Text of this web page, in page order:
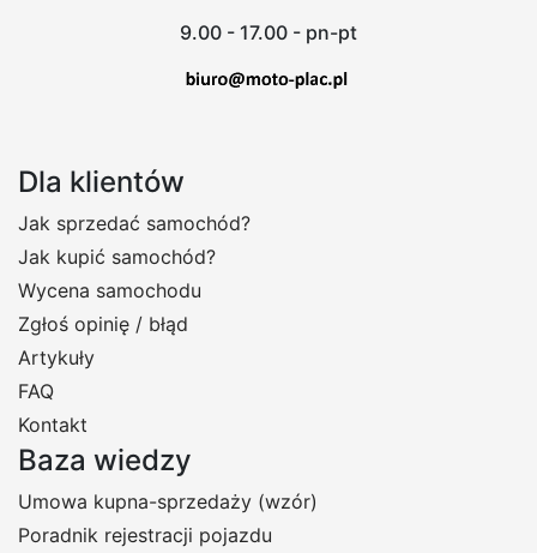
9.00 - 17.00 - pn-pt
Dla klientów
Jak sprzedać samochód?
Jak kupić samochód?
Wycena samochodu
Zgłoś opinię / błąd
Artykuły
FAQ
Kontakt
Baza wiedzy
Umowa kupna-sprzedaży (wzór)
Poradnik rejestracji pojazdu